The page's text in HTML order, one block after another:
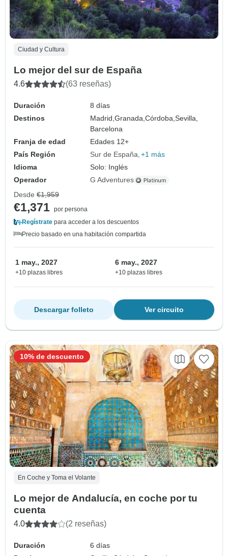
Ciudad y Cultura
Lo mejor del sur de España
4.6 (63 reseñas)
Duración
8 días
Destinos
Madrid,Granada,Córdoba,Sevilla,
Barcelona
Franja de edad
Edades 12+
País Región
Sur de España +1 más
Idioma
Solo: Inglés
Operador
G Adventures
Desde €1,959
€1,371 por persona
Regístrate para acceder a los descuentos
Precio basado en una habitación compartida
1 may., 2027
+10 plazas libres
6 may., 2027
+10 plazas libres
Ver circuito
Descargar folleto
En Coche y Toma el Volante
Lo mejor de Andalucía, en coche por tu
cuenta
4.0 (2 reseñas)
Duración
6 días
10% de descuento